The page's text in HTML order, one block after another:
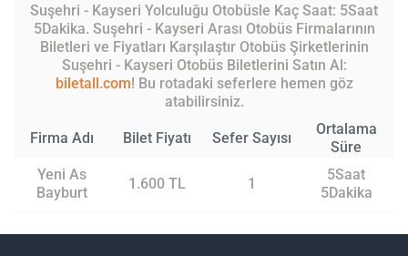
Suşehri - Kayseri Yolculuğu Otobüsle Kaç Saat: 5Saat
5Dakika. Suşehri - Kayseri Arası Otobüs Firmalarının
Biletleri ve Fiyatları Karşılaştır Otobüs Şirketlerinin
Suşehri - Kayseri Otobüs Biletlerini Satın Al:
biletall.com! Bu rotadaki seferlere hemen göz
atabilirsiniz.
Firma Adı Bilet Fiyatı Sefer Sayısı
Ortalama
Süre
Yeni As
Bayburt
1.600 TL 1
5Saat
5Dakika